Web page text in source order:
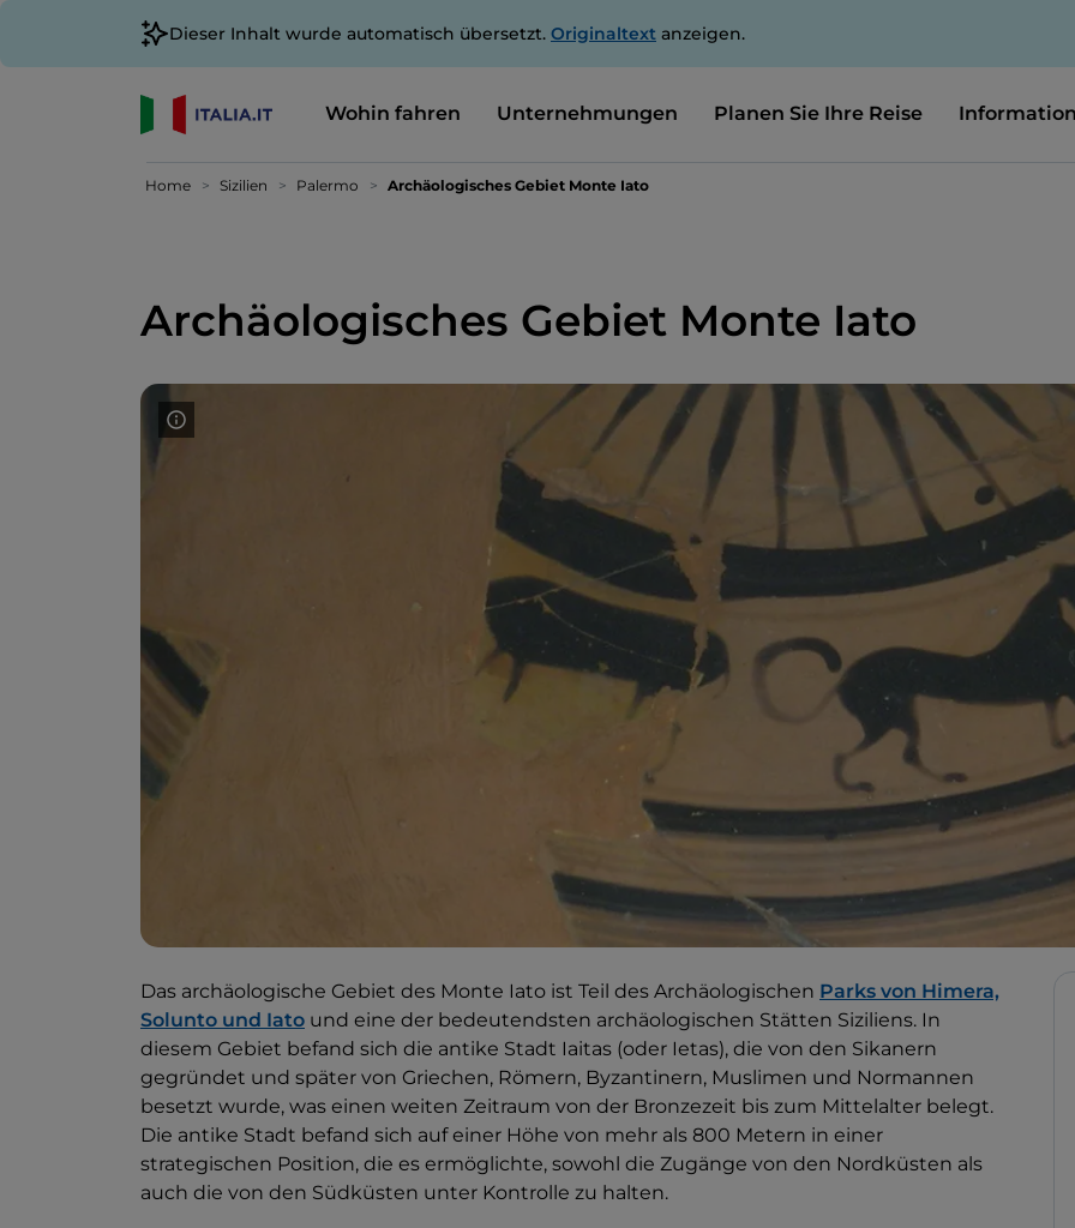
Dieser Inhalt wurde automatisch übersetzt. Originaltext anzeigen.
Wohin fahren Unternehmungen Planen Sie Ihre Reise
Home Sizilien Palermo Archäologisches Gebiet Monte Iato
Archäologisches Gebiet Monte Iato
Das archäologische Gebiet des Monte Iato ist Teil des Archäologischen Parks von Himera,
Solunto und Iato und eine der bedeutendsten archäologischen Stätten Siziliens. In
diesem Gebiet befand sich die antike Stadt Iaitas (oder Ietas), die von den Sikanern
gegründet und später von Griechen, Römern, Byzantinern, Muslimen und Normannen
besetzt wurde, was einen weiten Zeitraum von der Bronzezeit bis zum Mittelalter belegt.
Die antike Stadt befand sich auf einer Höhe von mehr als 800 Metern in einer
strategischen Position, die es ermöglichte, sowohl die Zugänge von den Nordküsten als
auch die von den Südküsten unter Kontrolle zu halten.